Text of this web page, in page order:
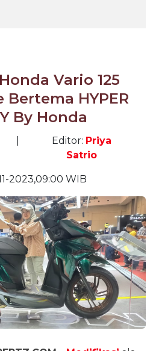
Vario 125
HYPER
By Honda
Editor: Priya
Satrio
2023,09:00 WIB